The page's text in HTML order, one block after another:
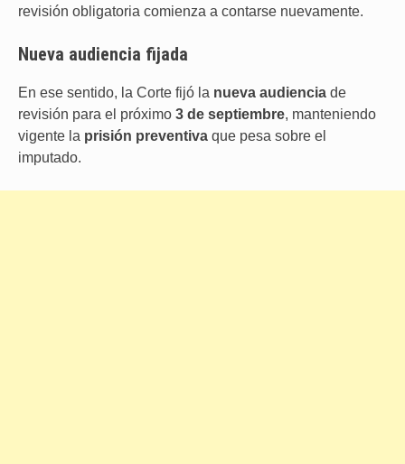
revisión obligatoria comienza a contarse nuevamente.
Nueva audiencia fijada
En ese sentido, la Corte fijó la nueva audiencia de
revisión para el próximo 3 de septiembre, manteniendo
vigente la prisión preventiva que pesa sobre el
imputado.